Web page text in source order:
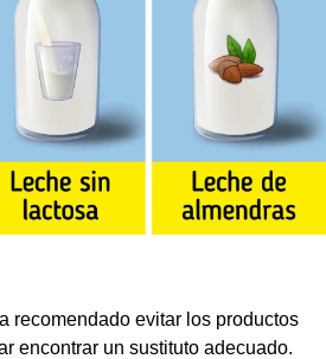
recomendado evitar los productos
encontrar un sustituto adecuado.